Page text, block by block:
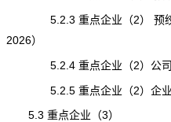
5.2.3 重点企业（2） 预绞式
2026）
5.2.4 重点企业（2）公司
5.2.5 重点企业（2）企业
5.3 重点企业（3）